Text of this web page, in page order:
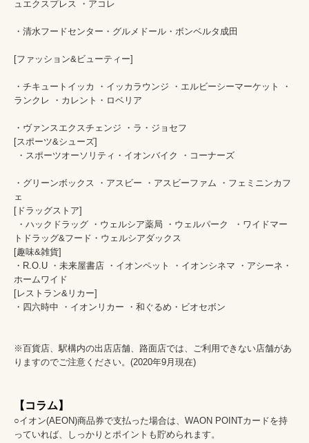
ュエクスプレス ・アコレ
・清水フードセンター・グルメドール・ボンベルタ成田
[ファッション&ビューティー]
・チキュートイッカ ・イッカラウンジ ・エルビーシーマーケット ・
ランクレ ・カレント・ロベリア
・ヴァンスエクスチェンジ ・ラ・ジョセフ
[スポーツ&シューズ]
・グリーンボックス ・アスビー ・アスビーファム ・フェミニンカフ
ェ
[ドラッグストア]
トドラッグ&フード・ウェルシアダックス
[趣味&雑貨]
・R.O.U ・未来屋書店 ・イオンペット ・イオンシネマ ・アシーネ・
ホームワイド
[レストラン&リカー]
・四六時中 ・イオンリカー ・和ぐるめ・ビオセボン
※百貨店、駅構内の出店店舗、路面店では、ご利用できない店舗があ
りますのでご注意ください。(2020年9月現在)
【コラム】
○イオン(AEON)商品券で支払った場合は、WAON POINTカードを持
っていれば、しっかりとポイントも貯められます。